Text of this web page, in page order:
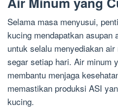
Selama masa menyusui,
kucing mendapatkan asupan
untuk selalu menyediakan
segar setiap hari. Air minum
membantu menjaga
memastikan produksi ASI
kucing.